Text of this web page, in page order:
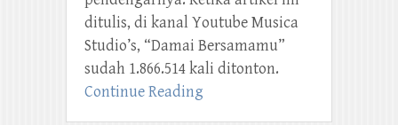
ditulis, di kanal Youtube Musica
Studio’s, “Damai Bersamamu”
sudah 1.866.514 kali ditonton.
Continue Reading